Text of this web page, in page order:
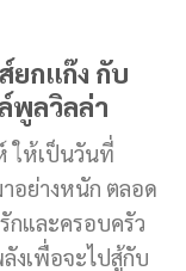
ยกแก๊ง กับ
พูลวิลล่า
ให้เป็นวันที่
อย่างหนัก ตลอด
และครอบครัว
เพื่อจะไปสู้กับ